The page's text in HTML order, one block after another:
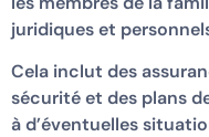
juridiques et
Cela inclut des
sécurité et des plans
à d’éventuelles